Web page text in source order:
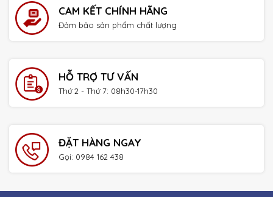
CAM KẾT CHÍNH HÃNG
Đảm bảo sản phẩm chất lượng
HỖ TRỢ TƯ VẤN
Thứ 2 - Thứ 7: 08h30-17h30
ĐẶT HÀNG NGAY
Gọi: 0984 162 438